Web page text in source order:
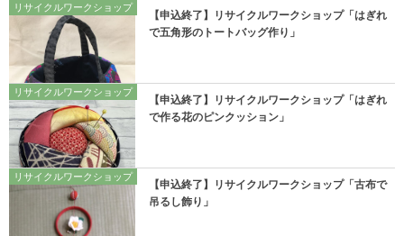
リサイクルワークショップ
【申込終了】リサイクルワークショップ「はぎれ
で五角形のトートバッグ作り」
リサイクルワークショップ
【申込終了】リサイクルワークショップ「はぎれ
で作る花のピンクッション」
リサイクルワークショップ
【申込終了】リサイクルワークショップ「古布で
吊るし飾り」